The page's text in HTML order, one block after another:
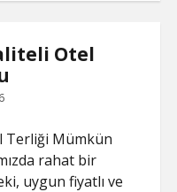
Otel
Terliği Mümkün
rahat bir
uygun fiyatlı ve